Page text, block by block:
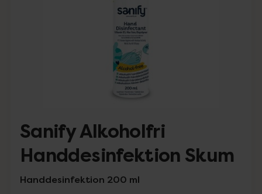
Sanify Alkoholfri
Handdesinfektion Skum
Handdesinfektion 200 ml